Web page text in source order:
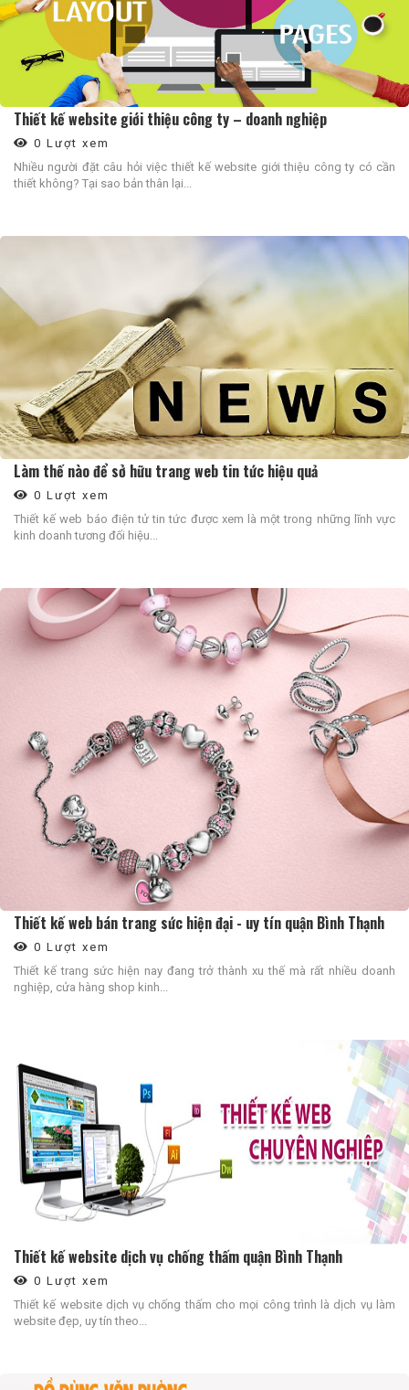
Thiết kế website giới thiệu công ty – doanh nghiệp
0 Lượt xem
Nhiều người đặt câu hỏi việc thiết kế website giới thiệu công ty có cần
thiết không? Tại sao bản thân lại...
Làm thế nào để sở hữu trang web tin tức hiệu quả
0 Lượt xem
Thiết kế web báo điện tử tin tức được xem là một trong những lĩnh vực
kinh doanh tương đối hiệu...
Thiết kế web bán trang sức hiện đại - uy tín quận Bình Thạnh
0 Lượt xem
Thiết kế trang sức hiện nay đang trở thành xu thế mà rất nhiều doanh
nghiệp, cửa hàng shop kinh...
Thiết kế website dịch vụ chống thấm quận Bình Thạnh
0 Lượt xem
Thiết kế website dịch vụ chống thấm cho mọi công trình là dịch vụ làm
website đẹp, uy tín theo...